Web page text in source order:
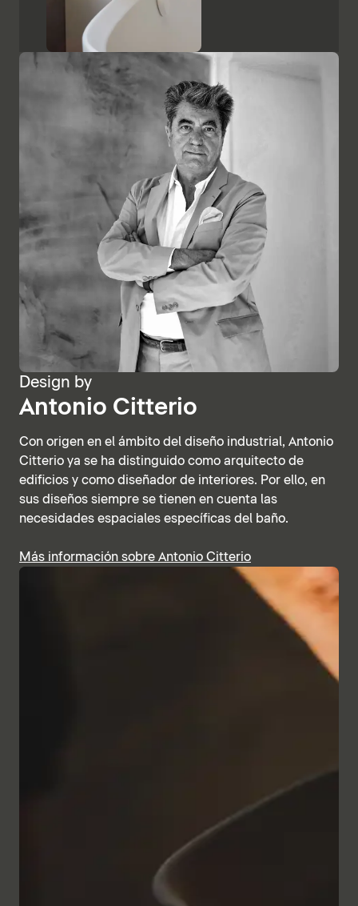
Design by
Antonio Citterio
Con origen en el ámbito del diseño industrial, Antonio
Citterio ya se ha distinguido como arquitecto de
edificios y como diseñador de interiores. Por ello, en
sus diseños siempre se tienen en cuenta las
necesidades espaciales específicas del baño.
Más información sobre Antonio Citterio